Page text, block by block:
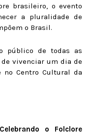
brasileiro, o evento
a pluralidade de
o Brasil.
público de todas as
vivenciar um dia de
Centro Cultural da
o Folclore